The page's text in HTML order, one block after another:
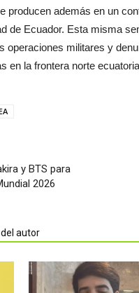
producen además en un
de Ecuador. Esta misma
operaciones militares y
en la frontera norte
y BTS para
2026
del autor